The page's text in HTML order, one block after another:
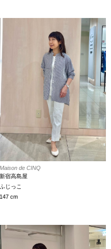
Maison de CINQ
新宿高島屋
ふじっこ
147 cm